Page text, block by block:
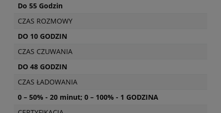
Do 55 Godzin
CZAS ROZMOWY
DO 10 GODZIN
CZAS CZUWANIA
DO 48 GODZIN
CZAS ŁADOWANIA
0 – 50% - 20 minut; 0 – 100% - 1 GODZINA